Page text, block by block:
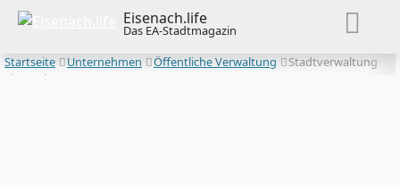
Eisenach.life
Das EA-Stadtmagazin
Startseite
Unternehmen Öffentliche Verwaltung
Stadtverwaltung
Eisenach